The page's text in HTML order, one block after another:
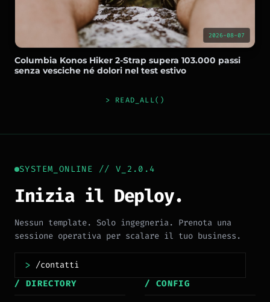
2026-08-07
Columbia Konos Hiker 2-Strap supera 103.000 passi
senza vesciche né dolori nel test estivo
> READ_ALL()
SYSTEM_ONLINE // V_2.0.4
Inizia il Deploy.
Nessun template. Solo ingegneria. Prenota una
sessione operativa per scalare il tuo business.
>
/ DIRECTORY / CONFIG